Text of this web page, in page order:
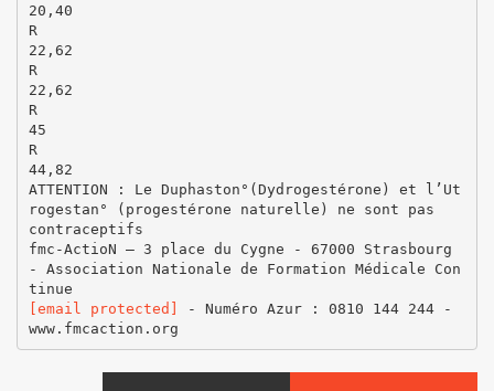
20,40
R
22,62
R
22,62
R
45
R
44,82
ATTENTION : Le Duphaston°(Dydrogestérone) et l’Ut
rogestan° (progestérone naturelle) ne sont pas
contraceptifs
fmc-ActioN – 3 place du Cygne - 67000 Strasbourg
- Association Nationale de Formation Médicale Con
[email protected]
- Numéro Azur : 0810 144 244 -